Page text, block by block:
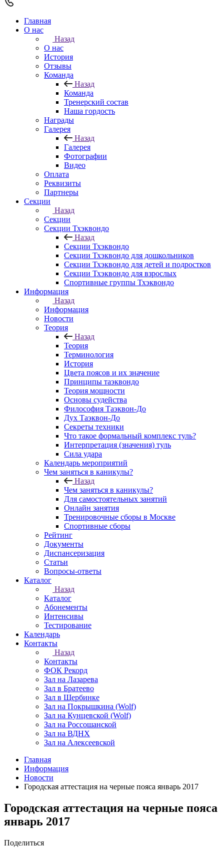
Главная
О нас
Назад
О нас
История
Отзывы
Команда
Назад
Команда
Тренерский состав
Наша гордость
Награды
Галерея
Назад
Галерея
Фотографии
Видео
Оплата
Реквизиты
Партнеры
Секции
Назад
Секции
Секции Тхэквондо
Назад
Секции Тхэквондо
Секции Тхэквондо для дошкольников
Секции Тхэквондо для детей и подростков
Секции Тхэквондо для взрослых
Спортивные группы Тхэквондо
Информация
Назад
Информация
Новости
Теория
Назад
Теория
Терминология
История
Цвета поясов и их значение
Принципы таэквондо
Теория мощности
Основы судейства
Философия Таэквон-До
Дух Таэквон-До
Секреты техники
Что такое формальный комплекс туль?
Интерпретация (значения) туль
Сила удара
Календарь мероприятий
Чем заняться в каникулы?
Назад
Чем заняться в каникулы?
Для самостоятельных занятий
Онлайн занятия
Тренировочные сборы в Москве
Спортивные сборы
Рейтинг
Документы
Диспансеризация
Статьи
Вопросы-ответы
Каталог
Назад
Каталог
Абонементы
Интенсивы
Тестирование
Календарь
Контакты
Назад
Контакты
ФОК Рекорд
Зал на Лазарева
Зал в Братеево
Зал в Щербинке
Зал на Покрышкина (Wolf)
Зал на Кунцевской (Wolf)
Зал на Россошанской
Зал на ВДНХ
Зал на Алексеевской
Главная
Информация
Новости
Городская аттестация на черные пояса январь 2017
Городская аттестация на черные пояса
январь 2017
Поделиться